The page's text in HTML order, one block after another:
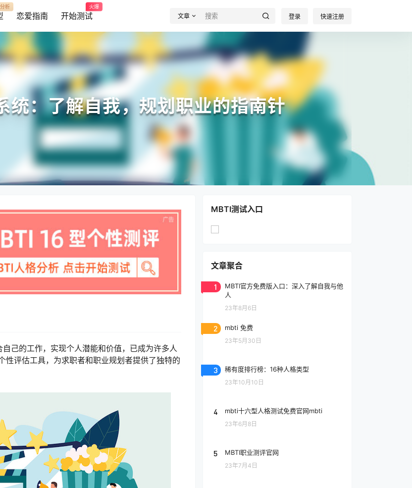
分析
恋爱指南 开始测试
火爆
文章 登录 快速注册
统：了解自我，规划职业的指南针
己的工作，实现个人潜能和价值，已成为许多人
性评估工具，为求职者和职业规划者提供了独特的
MBTI测试入口
文章聚合
1
MBTI官方免费版入口：深入了解自我与他
人
23年8月6日
2 mbti 免费
23年5月30日
3 稀有度排行榜：16种人格类型
23年10月10日
4 mbti十六型人格测试免费官网mbti
23年6月8日
5 MBTI职业测评官网
23年7月4日